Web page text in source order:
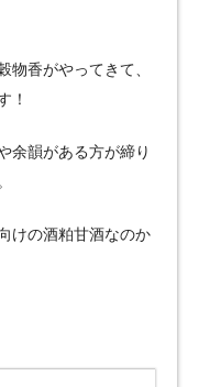
物香がやってきて、
！
余韻がある方が締り
けの酒粕甘酒なのか